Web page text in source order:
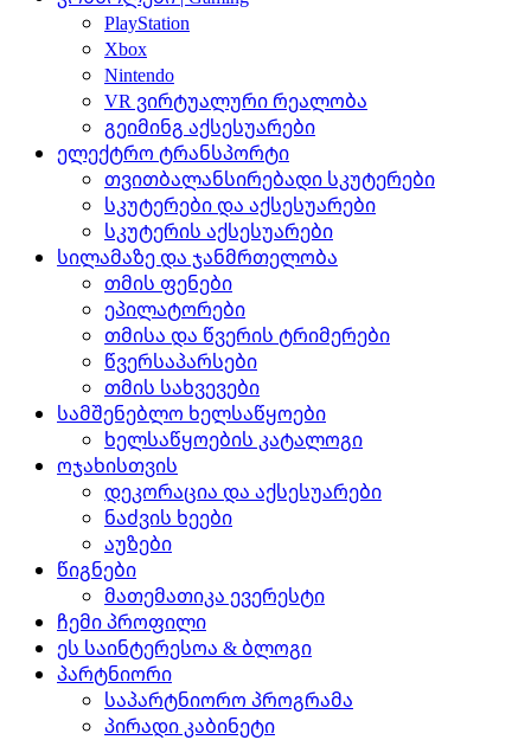
PlayStation
Xbox
Nintendo
VR ვირტუალური რეალობა
გეიმინგ აქსესუარები
ელექტრო ტრანსპორტი
თვითბალანსირებადი სკუტერები
სკუტერები და აქსესუარები
სკუტერის აქსესუარები
სილამაზე და ჯანმრთელობა
თმის ფენები
ეპილატორები
თმისა და წვერის ტრიმერები
წვერსაპარსები
თმის სახვევები
სამშენებლო ხელსაწყოები
ხელსაწყოების კატალოგი
ოჯახისთვის
დეკორაცია და აქსესუარები
ნაძვის ხეები
აუზები
წიგნები
მათემათიკა ევერესტი
ჩემი პროფილი
ეს საინტერესოა & ბლოგი
პარტნიორი
საპარტნიორო პროგრამა
პირადი კაბინეტი